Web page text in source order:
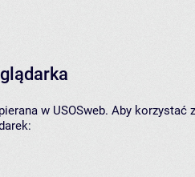
w USOSweb. Aby